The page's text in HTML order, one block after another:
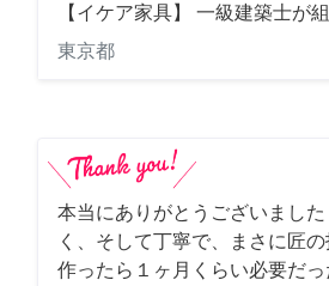
【イケア家具】 一級建築士が
東京都
本当にありがとうございまし
く、そして丁寧で、まさに匠
作ったら１ヶ月くらい必要だ